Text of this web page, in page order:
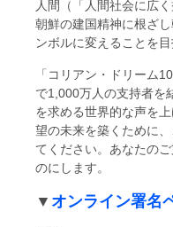
人間（「 人間社会に広
朝鮮の建国精神に根ざ
ンボルに変えることを目
「コリアン・ドリーム
で1,000万人の支持者を
を求める世界的な声を
望の未来を築くために、
てください。 あなたの
のにします。
▼ オンライン署名